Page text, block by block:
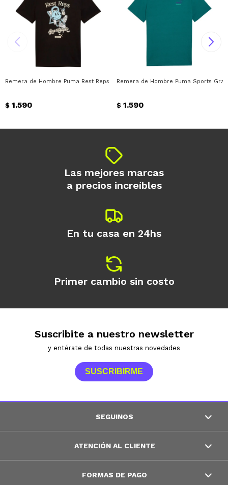
Remera de Hombre Puma Rest Reps Graphic Puma - Negro
$ 1.590
Remera de Hombre Puma Sports
$ 1.590
Las mejores marcas
a precios increíbles
En tu casa en 24hs
Primer cambio sin costo
Suscribite a nuestro newsletter
y entérate de todas nuestras novedades
SUSCRIBIRME
SEGUINOS
ATENCIÓN AL CLIENTE
FORMAS DE PAGO